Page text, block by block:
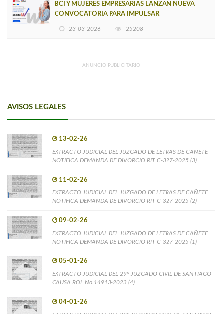
BCI Y MUJERES EMPRESARIAS LANZAN NUEVA
CONVOCATORIA PARA IMPULSAR
23-03-2026 25208
ANUNCIO PUBLICITARIO
AVISOS LEGALES
13-02-26
EXTRACTO JUDICIAL DEL JUZGADO DE LETRAS DE CAÑETE
NOTIFICA DEMANDA DE DIVORCIO RIT C-327-2025 (3)
11-02-26
EXTRACTO JUDICIAL DEL JUZGADO DE LETRAS DE CAÑETE
NOTIFICA DEMANDA DE DIVORCIO RIT C-327-2025 (2)
09-02-26
EXTRACTO JUDICIAL DEL JUZGADO DE LETRAS DE CAÑETE
NOTIFICA DEMANDA DE DIVORCIO RIT C-327-2025 (1)
05-01-26
EXTRACTO JUDICIAL DEL 29° JUZGADO CIVIL DE SANTIAGO
CAUSA ROL No.14913-2023 (4)
04-01-26